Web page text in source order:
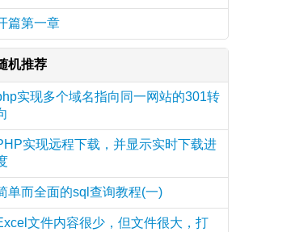
篇第一章
机推荐
实现多个域名指向同一网站的301转
实现远程下载，并显示实时下载进
单而全面的sql查询教程(一)
文件内容很少，但文件很大，打